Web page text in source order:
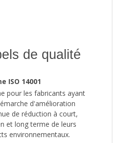
de qualité
ISO 14001
pour les fabricants ayant
d'amélioration
de réduction à court,
et long terme de leurs
environnementaux.